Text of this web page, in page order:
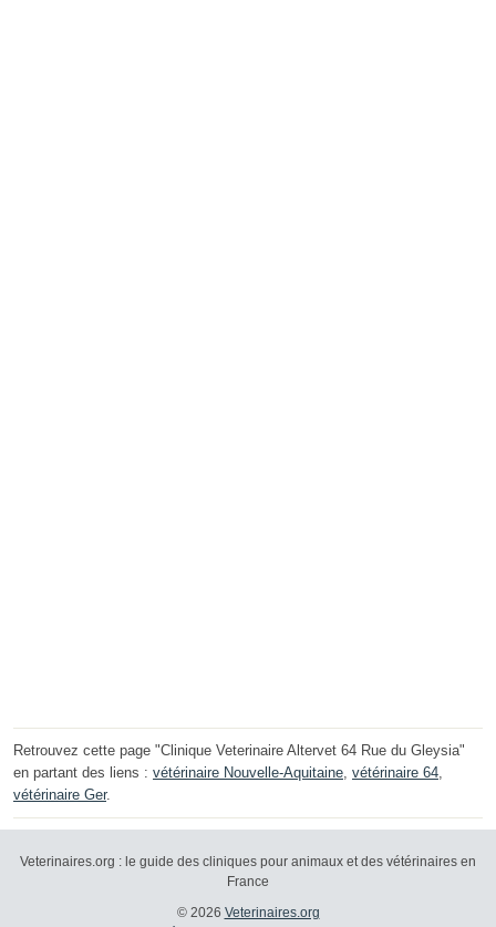
Retrouvez cette page "Clinique Veterinaire Altervet 64 Rue du Gleysia"
en partant des liens : vétérinaire Nouvelle-Aquitaine vétérinaire 64
vétérinaire Ger.
Veterinaires.org : le guide des cliniques pour animaux et des vétérinaires en
France
© 2026 Veterinaires.org